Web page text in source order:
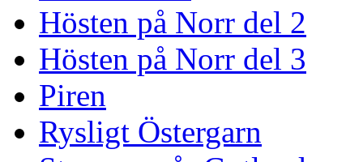
Hösten på Norr del 2
Hösten på Norr del 3
Piren
Rysligt Östergarn